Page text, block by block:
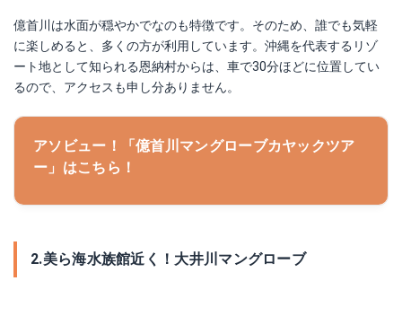
億首川は水面が穏やかでなのも特徴です。そのため、誰でも気軽
に楽しめると、多くの方が利用しています。沖縄を代表するリゾ
ート地として知られる恩納村からは、車で30分ほどに位置してい
るので、アクセスも申し分ありません。
アソビュー！「億首川マングローブカヤックツア
ー」はこちら！
2.美ら海水族館近く！大井川マングローブ